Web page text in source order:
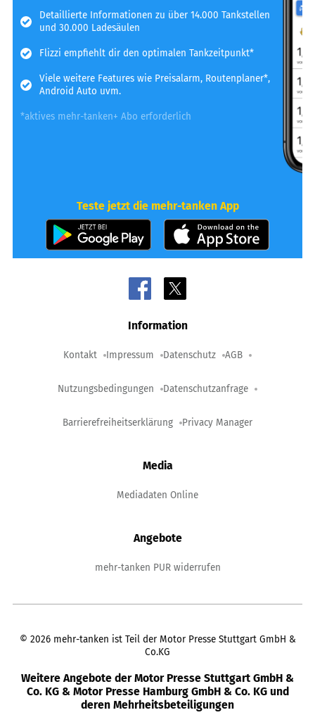
Detaillierte Informationen zu über 14.000 Tankstellen
und 30.000 Ladesäulen
Flizzi empfiehlt dir den optimalen Tankzeitpunkt*
Viele weitere Features wie Preisalarm, Routenplaner*,
Android Auto uvm.
*aktives mehr-tanken+ Abo erforderlich
Teste jetzt die mehr-tanken App
Information
Kontakt Impressum Datenschutz AGB
Nutzungsbedingungen Datenschutzanfrage
Barrierefreiheitserklärung Privacy Manager
Media
Mediadaten Online
Angebote
mehr-tanken PUR widerrufen
© 2026 mehr-tanken ist Teil der Motor Presse Stuttgart GmbH &
Co.KG
Weitere Angebote der Motor Presse Stuttgart GmbH &
Co. KG & Motor Presse Hamburg GmbH & Co. KG und
deren Mehrheitsbeteiligungen